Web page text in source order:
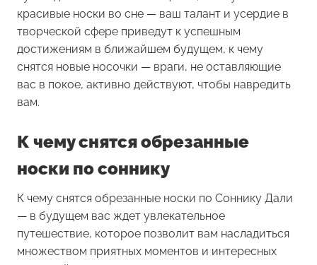
красивые носки во сне — ваш талант и усердие в
творческой сфере приведут к успешным
достижениям в ближайшем будущем, к чему
снятся новые носочки — враги, не оставляющие
вас в покое, активно действуют, чтобы навредить
вам.
К чему снятся обрезанные
носки по соннику
К чему снятся обрезанные носки по Соннику Дали
— в будущем вас ждет увлекательное
путешествие, которое позволит вам насладиться
множеством приятных моментов и интересных